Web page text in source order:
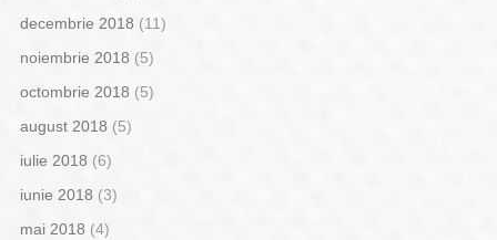
decembrie 2018 (11)
noiembrie 2018 (5)
octombrie 2018 (5)
august 2018 (5)
iulie 2018 (6)
iunie 2018 (3)
mai 2018 (4)